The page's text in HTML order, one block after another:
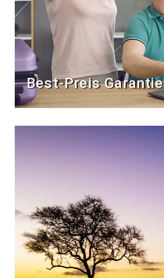
Best-Preis Garantie